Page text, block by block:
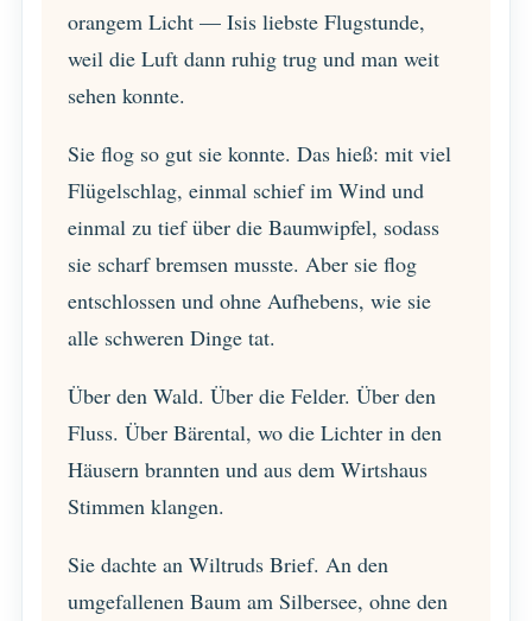
orangem Licht — Isis liebste Flugstunde,
weil die Luft dann ruhig trug und man weit
sehen konnte.
Sie flog so gut sie konnte. Das hieß: mit viel
Flügelschlag, einmal schief im Wind und
einmal zu tief über die Baumwipfel, sodass
sie scharf bremsen musste. Aber sie flog
entschlossen und ohne Aufhebens, wie sie
alle schweren Dinge tat.
Über den Wald. Über die Felder. Über den
Fluss. Über Bärental, wo die Lichter in den
Häusern brannten und aus dem Wirtshaus
Stimmen klangen.
Sie dachte an Wiltruds Brief. An den
umgefallenen Baum am Silbersee, ohne den